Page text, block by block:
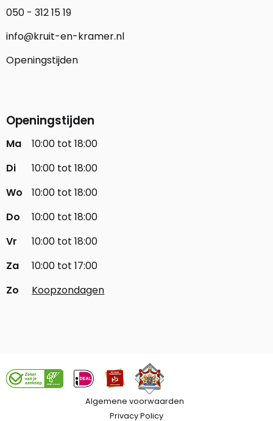
050 - 312 15 19
info@kruit-en-kramer.nl
Openingstijden
Openingstijden
Ma
10:00 tot 18:00
Di
10:00 tot 18:00
Wo
10:00 tot 18:00
Do
10:00 tot 18:00
Vr
10:00 tot 18:00
Za
10:00 tot 17:00
Zo
Koopzondagen
Algemene voorwaarden
Privacy Policy